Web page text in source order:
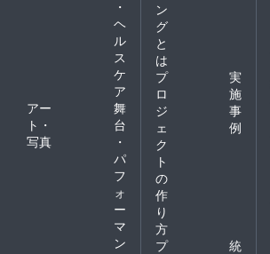
・
ヘ
ル
ス
ケ
ア
アー
ト・
写真
舞
台
・
パ
フ
ォ
ー
マ
ン
ン
グ
と
は
プ
ロ
ジ
ェ
ク
ト
の
作
り
方
実
施
事
例
プ
統